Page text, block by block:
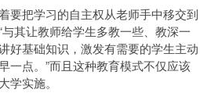
要把学习的自主权从老师手中移交到
其让教师给学生多教一些、教深一
好基础知识，激发有需要的学生主动
一点。”而且这种教育模式不仅应该
学实施。